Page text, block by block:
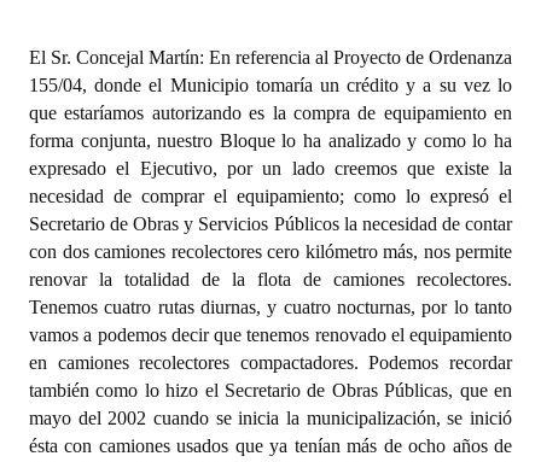
El Sr. Concejal Martín: En referencia al Proyecto de Ordenanza
155/04, donde el Municipio tomaría un crédito y a su vez lo
que estaríamos autorizando es la compra de equipamiento en
forma conjunta, nuestro Bloque lo ha analizado y como lo ha
expresado el Ejecutivo, por un lado creemos que existe la
necesidad de comprar el equipamiento; como lo expresó el
Secretario de Obras y Servicios Públicos la necesidad de contar
con dos camiones recolectores cero kilómetro más, nos permite
renovar la totalidad de la flota de camiones recolectores.
Tenemos cuatro rutas diurnas, y cuatro nocturnas, por lo tanto
vamos a podemos decir que tenemos renovado el equipamiento
en camiones recolectores compactadores. Podemos recordar
también como lo hizo el Secretario de Obras Públicas, que en
mayo del 2002 cuando se inicia la municipalización, se inició
ésta con camiones usados que ya tenían más de ocho años de